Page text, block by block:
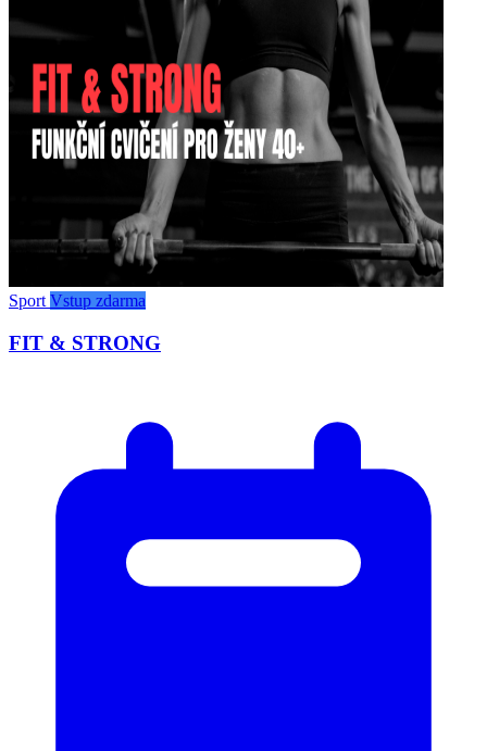
Sport Vstup zdarma
FIT & STRONG